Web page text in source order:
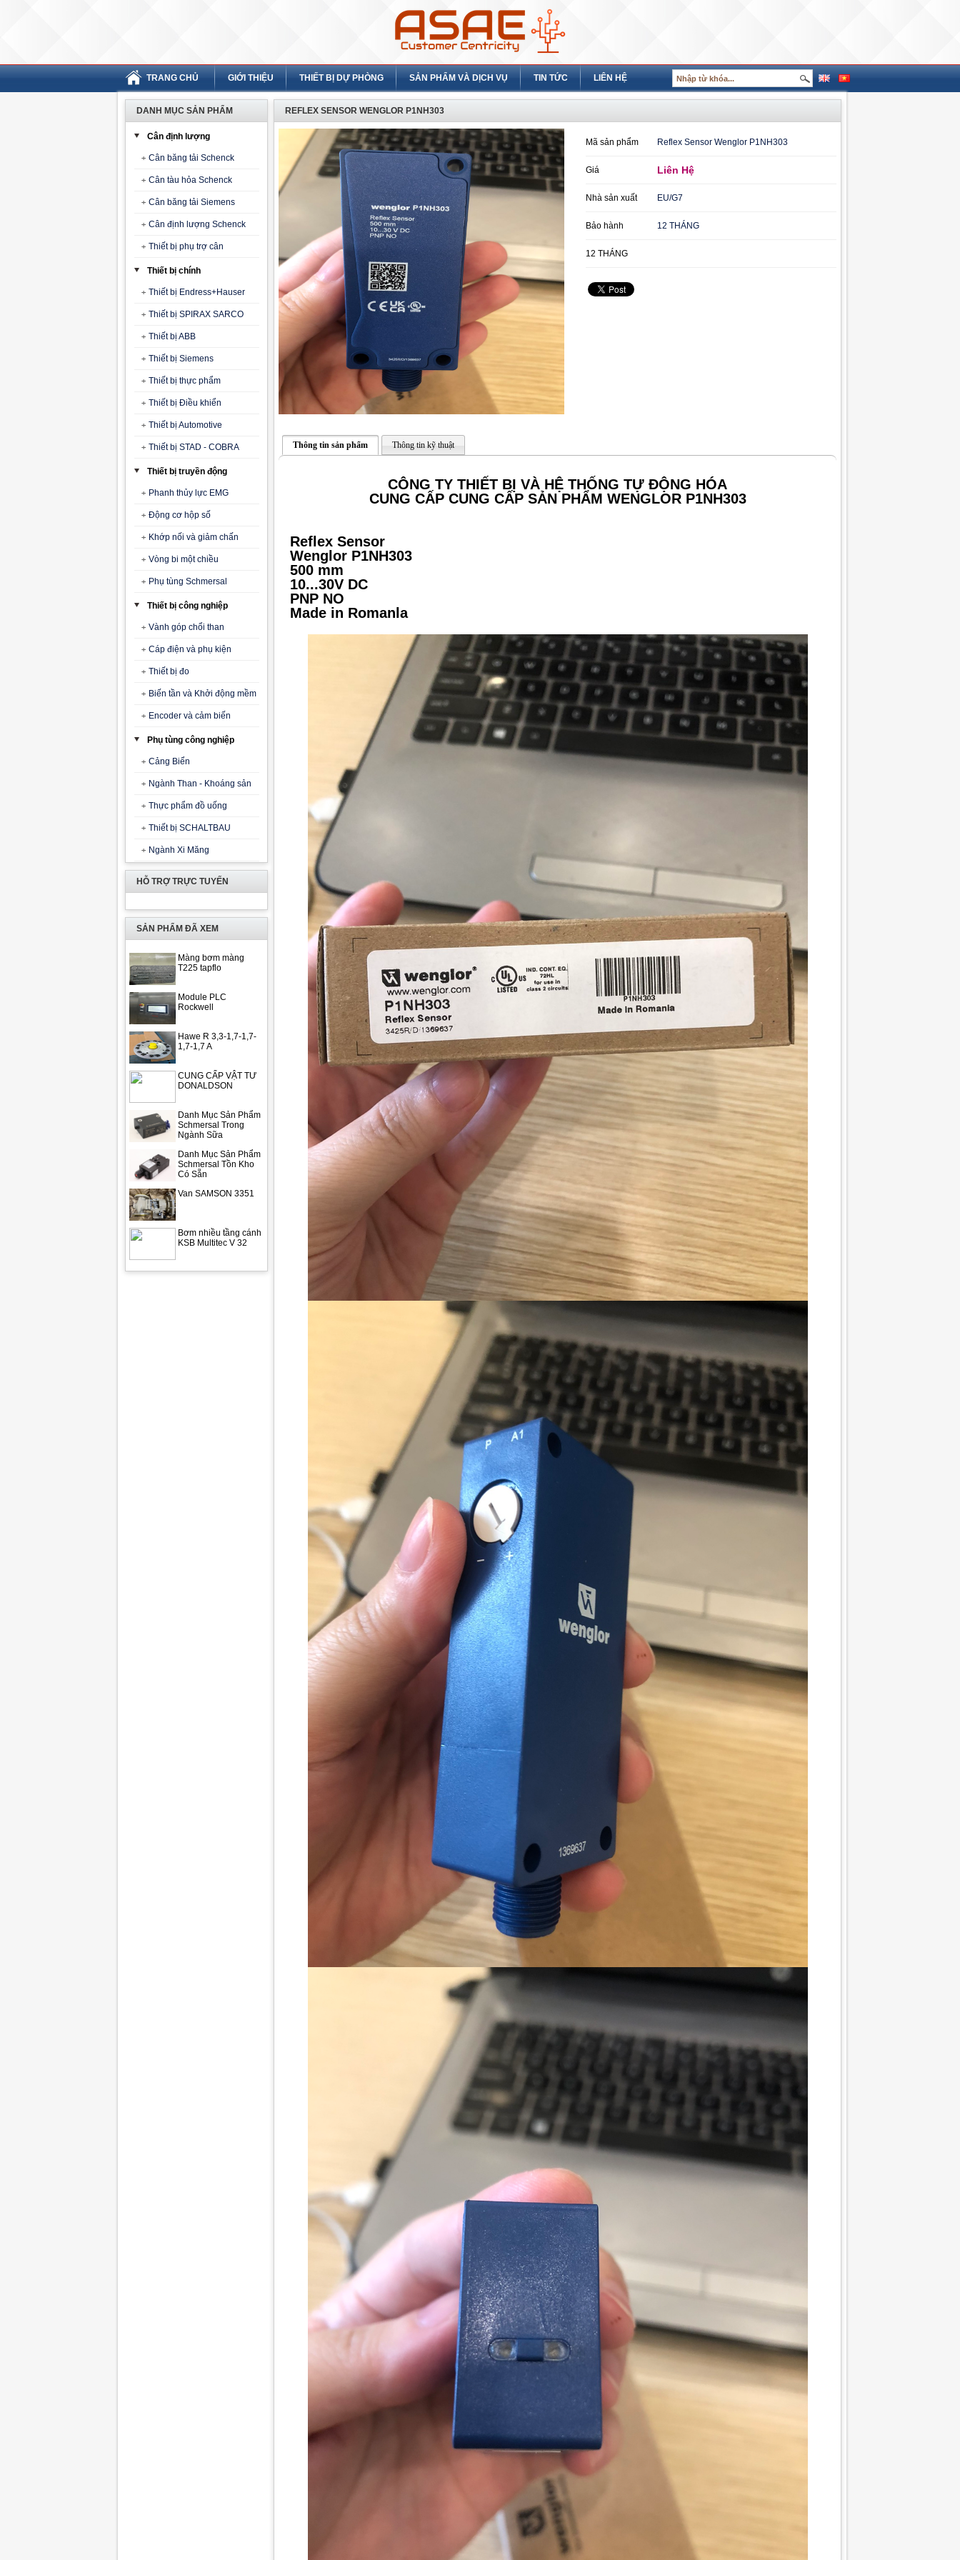
TRANG CHỦ GIỚI THIỆU THIẾT BỊ DỰ PHÒNG SẢN PHẨM VÀ DỊCH VỤ TIN TỨC LIÊN HỆ
DANH MỤC SẢN PHẨM
Cân định lượng
Cân băng tải Schenck
Cân tàu hỏa Schenck
Cân băng tải Siemens
Cân định lượng Schenck
Thiết bị phụ trợ cân
Thiết bị chính
Thiết bị Endress+Hauser
Thiết bị SPIRAX SARCO
Thiết bị ABB
Thiết bị Siemens
Thiết bị thực phẩm
Thiết bị Điều khiển
Thiết bị Automotive
Thiết bị STAD - COBRA
Thiết bị truyền động
Phanh thủy lực EMG
Động cơ hộp số
Khớp nối và giảm chấn
Vòng bi một chiều
Phụ tùng Schmersal
Thiết bị công nghiệp
Vành góp chổi than
Cáp điện và phụ kiện
Thiết bị đo
Biến tần và Khởi động mềm
Encoder và cảm biến
Phụ tùng công nghiệp
Cảng Biển
Ngành Than - Khoáng sản
Thực phẩm đồ uống
Thiết bị SCHALTBAU
Ngành Xi Măng
HỖ TRỢ TRỰC TUYẾN
SẢN PHẨM ĐÃ XEM
Màng bơm màng
T225 tapflo
Module PLC
Rockwell
Hawe R 3,3-1,7-1,7-
1,7-1,7 A
CUNG CẤP VẬT TƯ
DONALDSON
Danh Mục Sản Phẩm
Schmersal Trong
Ngành Sữa
Danh Mục Sản Phẩm
Schmersal Tồn Kho
Có Sẵn
Van SAMSON 3351
Bơm nhiều tầng cánh
KSB Multitec V 32
REFLEX SENSOR WENGLOR P1NH303
Mã sản phẩm Reflex Sensor Wenglor P1NH303
Giá Liên Hệ
Nhà sản xuất EU/G7
Bảo hành 12 THÁNG
12 THÁNG
Thông tin sản phẩm Thông tin kỹ thuật
CÔNG TY THIẾT BỊ VÀ HỆ THỐNG TỰ ĐỘNG HÓA
CUNG CẤP CUNG CẤP SẢN PHẨM WENGLOR P1NH303
Reflex Sensor
Wenglor P1NH303
500 mm
10...30V DC
PNP NO
Made in Romanla